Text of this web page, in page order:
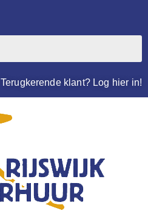
Terugkerende klant? Log hier in!